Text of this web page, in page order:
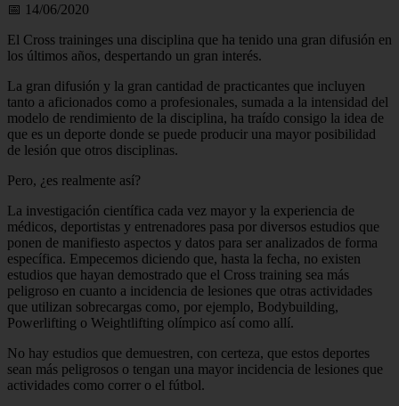
📅 14/06/2020
El Cross traininges una disciplina que ha tenido una gran difusión en
los últimos años, despertando un gran interés.
La gran difusión y la gran cantidad de practicantes que incluyen
tanto a aficionados como a profesionales, sumada a la intensidad del
modelo de rendimiento de la disciplina, ha traído consigo la idea de
que es un deporte donde se puede producir una mayor posibilidad
de lesión que otros disciplinas.
Pero, ¿es realmente así?
La investigación científica cada vez mayor y la experiencia de
médicos, deportistas y entrenadores pasa por diversos estudios que
ponen de manifiesto aspectos y datos para ser analizados de forma
específica. Empecemos diciendo que, hasta la fecha, no existen
estudios que hayan demostrado que el Cross training sea más
peligroso en cuanto a incidencia de lesiones que otras actividades
que utilizan sobrecargas como, por ejemplo, Bodybuilding,
Powerlifting o Weightlifting olímpico así como allí.
No hay estudios que demuestren, con certeza, que estos deportes
sean más peligrosos o tengan una mayor incidencia de lesiones que
actividades como correr o el fútbol.